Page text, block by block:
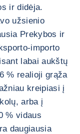
ir didėja.
užsienio
Prekybos ir
importo
labai aukštų
% realioji grąža
kreipiasi į
arba į
% vidaus
daugiausia